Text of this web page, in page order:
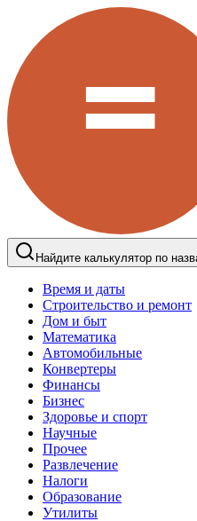
Найдите калькулятор по
Время и даты
Строительство и ремонт
Дом и быт
Математика
Автомобильные
Конвертеры
Финансы
Бизнес
Здоровье и спорт
Научные
Прочее
Развлечение
Налоги
Образование
Утилиты